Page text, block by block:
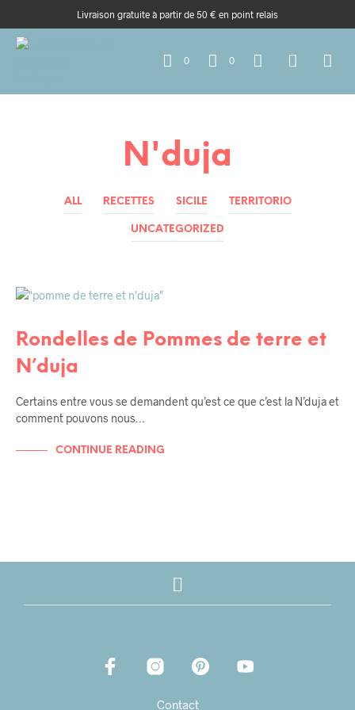
Livraison gratuite à partir de 50 € en point relais
0 0
N'duja
ALL RECETTES SICILE TERRITORIO
UNCATEGORIZED
Rondelles de Pommes de terre et
N’duja
Certains entre vous se demandent qu’est ce que c’est la N’duja et
comment pouvons nous…
CONTINUE READING
Contact